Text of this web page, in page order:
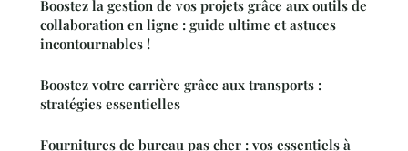
Boostez la gestion de vos projets grâce aux outils de
collaboration en ligne : guide ultime et astuces
incontournables !
Boostez votre carrière grâce aux transports :
stratégies essentielles
Fournitures de bureau pas cher : vos essentiels à